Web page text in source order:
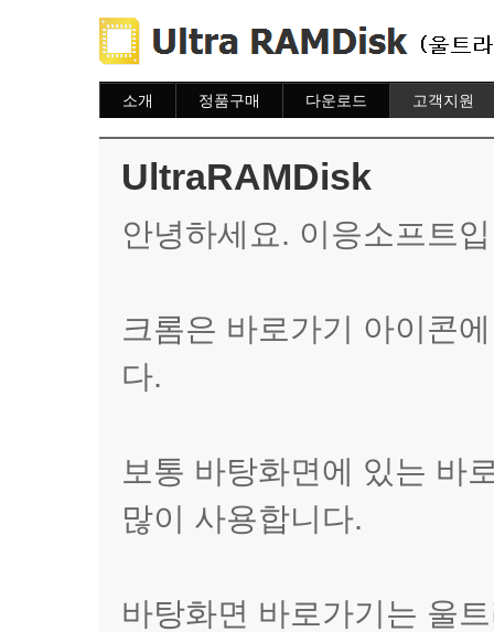
소개 정품구매
이용안내
다운로드 고객지원
UltraRAMDisk
안녕하세요. 이응소프트
크롬은 바로가기 아이콘
다.
보통 바탕화면에 있는 바
많이 사용합니다.
바탕화면 바로가기는 울